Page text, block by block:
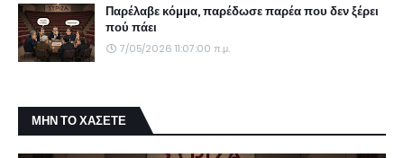
Παρέλαβε κόμμα, παρέδωσε παρέα που δεν ξέρει
πού πάει
7/05/2026 11:07:00 π.μ.
ΜΗΝ ΤΟ ΧΑΣΕΤΕ